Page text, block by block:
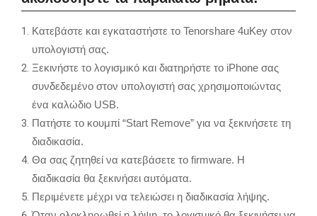
Κατεβάστε και εγκαταστήστε το Tenorshare 4uKey στον
υπολογιστή σας.
Ξεκινήστε το λογισμικό και διατηρήστε το iPhone σας
συνδεδεμένο στον υπολογιστή σας χρησιμοποιώντας
ένα καλώδιο USB.
Πατήστε το κουμπί “Start Remove” για να ξεκινήσετε τη
διαδικασία.
Θα σας ζητηθεί να κατεβάσετε το firmware. Η
διαδικασία θα ξεκινήσει αυτόματα.
Περιμένετε μέχρι να τελειώσει η διαδικασία λήψης.